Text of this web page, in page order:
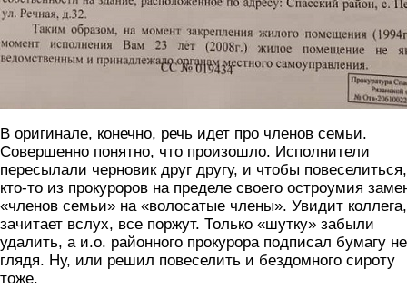
В оригинале, конечно, речь идет про членов семьи.
Совершенно понятно, что произошло. Исполнители
пересылали черновик друг другу, и чтобы повеселиться,
кто-то из прокуроров на пределе своего остроумия
«членов семьи» на «волосатые члены». Увидит коллега,
зачитает вслух, все поржут. Только «шутку» забыли
удалить, а и.о. районного прокурора подписал бумагу не
глядя. Ну, или решил повеселить и бездомного сироту
тоже.